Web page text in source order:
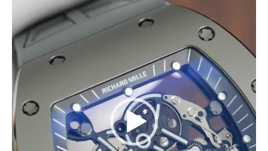
Reproductor
de
vídeo